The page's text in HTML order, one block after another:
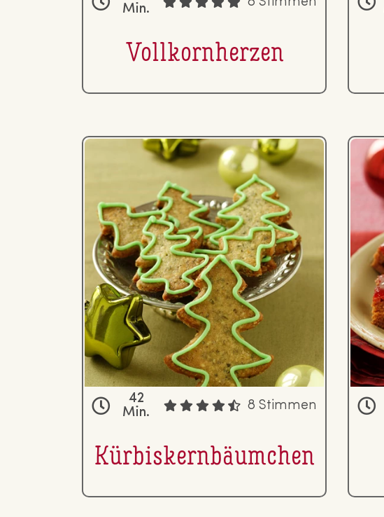
Min.
Voll­korn­her­zen
42
Min.
8 Stimmen
Kür­bis­kern­bäum­chen